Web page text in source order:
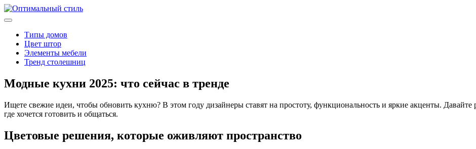
Типы домов
Цвет штор
Элементы мебели
Тренд столешниц
Модные кухни 2025: что сейчас в тренде
Ищете свежие идеи, чтобы обновить кухню? В этом году дизайнеры ставят на простоту, функциональность и яркие акценты. Давайте
где хочется готовить и общаться.
Цветовые решения, которые оживляют пространство